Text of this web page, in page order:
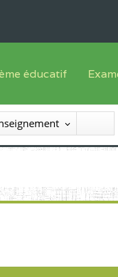
des Enseignements
éducatif
de formation
d'étudesListe